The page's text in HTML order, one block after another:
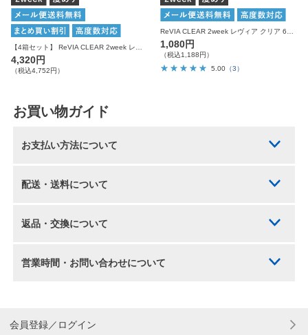
4,320円
（税込4,752円）
1,080円
（税込1,188円）
5.00 （3）
お買い物ガイド
お支払い方法について
配送・送料について
返品・交換について
営業時間・お問い合わせについて
会員登録／ログイン